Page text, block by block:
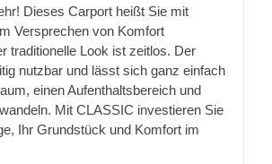
Dieses Carport heißt Sie mit
Versprechen von Komfort
traditionelle Look ist zeitlos. Der
nutzbar und lässt sich ganz einfach
einen Aufenthaltsbereich und
Mit CLASSIC investieren Sie
Ihr Grundstück und Komfort im